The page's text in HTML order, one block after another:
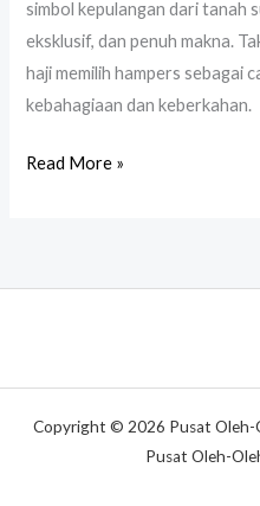
simbol kepulangan dari tanah
eksklusif, dan penuh makna.
haji memilih hampers sebagai
kebahagiaan dan keberkahan.
Read More »
Copyright © 2026 Pusat Oleh-
Pusat Oleh-